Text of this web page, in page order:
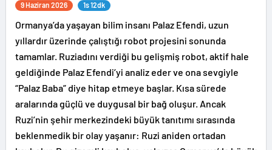
9 Haziran 2026 1s 12dk
Ormanya’da yaşayan bilim insanı Palaz Efendi, uzun
yıllardır üzerinde çalıştığı robot projesini sonunda
tamamlar. Ruziadını verdiği bu gelişmiş robot, aktif hale
geldiğinde Palaz Efendi’yi analiz eder ve ona sevgiyle
“Palaz Baba” diye hitap etmeye başlar. Kısa sürede
aralarında güçlü ve duygusal bir bağ oluşur. Ancak
Ruzi’nin şehir merkezindeki büyük tanıtımı sırasında
beklenmedik bir olay yaşanır: Ruzi aniden ortadan